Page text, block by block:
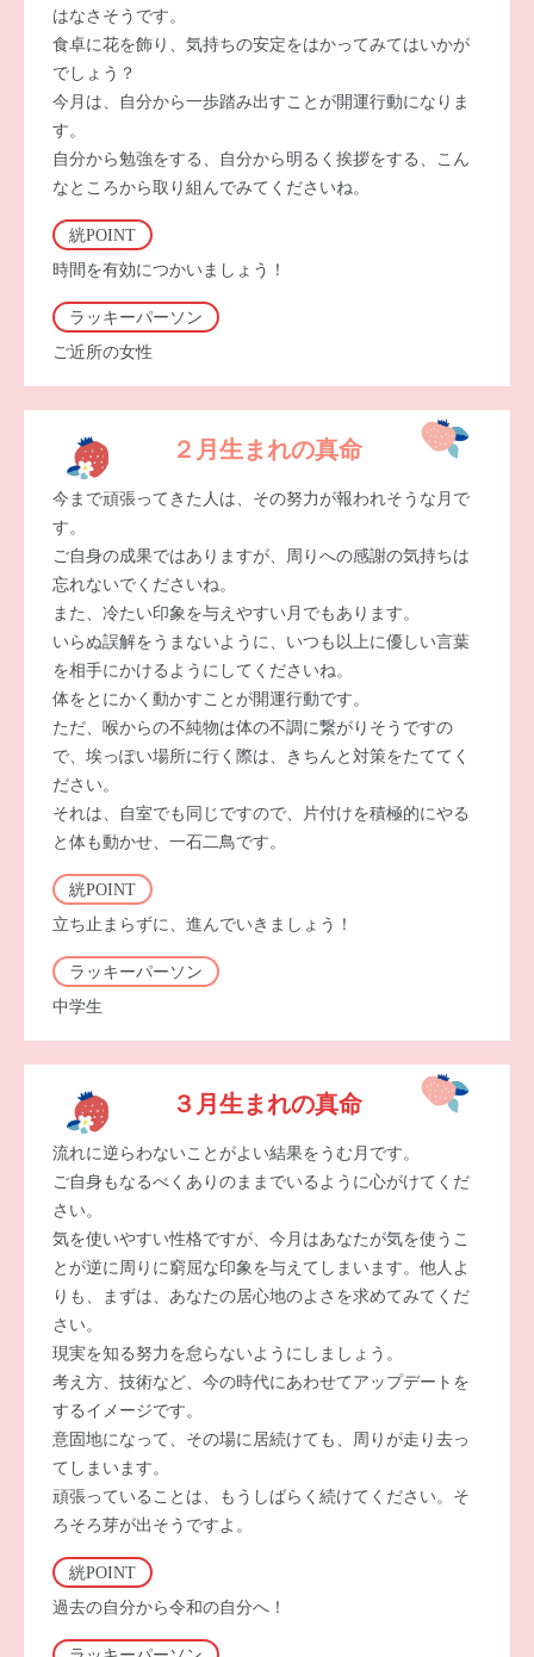
はなさそうです。
食卓に花を飾り、気持ちの安定をはかってみてはいかが
でしょう？
今月は、自分から一歩踏み出すことが開運行動になりま
す。
自分から勉強をする、自分から明るく挨拶をする、こん
なところから取り組んでみてくださいね。
絖POINT
時間を有効につかいましょう！
ラッキーパーソン
ご近所の女性
２月生まれの真命
今まで頑張ってきた人は、その努力が報われそうな月で
す。
ご自身の成果ではありますが、周りへの感謝の気持ちは
忘れないでくださいね。
また、冷たい印象を与えやすい月でもあります。
いらぬ誤解をうまないように、いつも以上に優しい言葉
を相手にかけるようにしてくださいね。
体をとにかく動かすことが開運行動です。
ただ、喉からの不純物は体の不調に繋がりそうですの
で、埃っぽい場所に行く際は、きちんと対策をたててく
ださい。
それは、自室でも同じですので、片付けを積極的にやる
と体も動かせ、一石二鳥です。
絖POINT
立ち止まらずに、進んでいきましょう！
ラッキーパーソン
中学生
３月生まれの真命
流れに逆らわないことがよい結果をうむ月です。
ご自身もなるべくありのままでいるように心がけてくだ
さい。
気を使いやすい性格ですが、今月はあなたが気を使うこ
とが逆に周りに窮屈な印象を与えてしまいます。他人よ
りも、まずは、あなたの居心地のよさを求めてみてくだ
さい。
現実を知る努力を怠らないようにしましょう。
考え方、技術など、今の時代にあわせてアップデートを
するイメージです。
意固地になって、その場に居続けても、周りが走り去っ
てしまいます。
頑張っていることは、もうしばらく続けてください。そ
ろそろ芽が出そうですよ。
絖POINT
過去の自分から令和の自分へ！